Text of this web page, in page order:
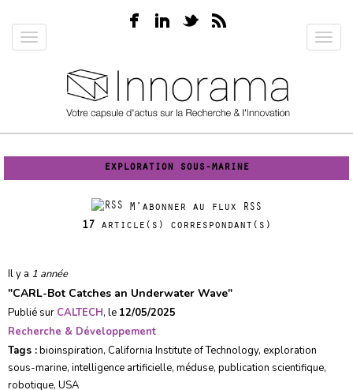
au
contenuToggle
exploration sous-marine
M'abonner au flux RSS
17 article(s) correspondant(s)
Il y a 1 année
"CARL-Bot Catches an Underwater Wave"
Publié sur CALTECH, le 12/05/2025
Recherche & Développement
Tags :bioinspiration, California Institute of Technology, exploration
sous-marine, intelligence artificielle, méduse, publication scientifique,
robotique, USA